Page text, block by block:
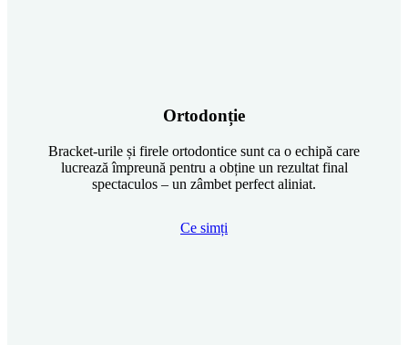
Ortodonție
Bracket-urile și firele ortodontice sunt ca o echipă care
lucrează împreună pentru a obține un rezultat final
spectaculos – un zâmbet perfect aliniat.
Ce simți